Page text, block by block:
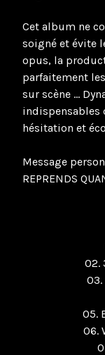
Cet album ne
soigné et évite
opus, la
parfaitement
sur scène …
indispensables
hésitation et
Message
REPRENDS
02.
05.
06.